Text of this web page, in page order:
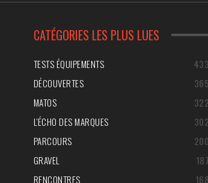
CATÉGORIES LES PLUS LUES
TESTS ÉQUIPEMENTS
433
DÉCOUVERTES
365
MATOS
322
L'ÉCHO DES MARQUES
302
PARCOURS
200
GRAVEL
187
RENCONTRES
168